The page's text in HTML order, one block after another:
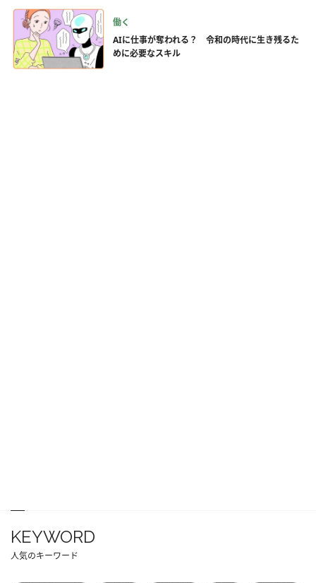
働く
AIに仕事が奪われる？ 令和の時代に生き残るた
めに必要なスキル
KEYWORD
人気のキーワード